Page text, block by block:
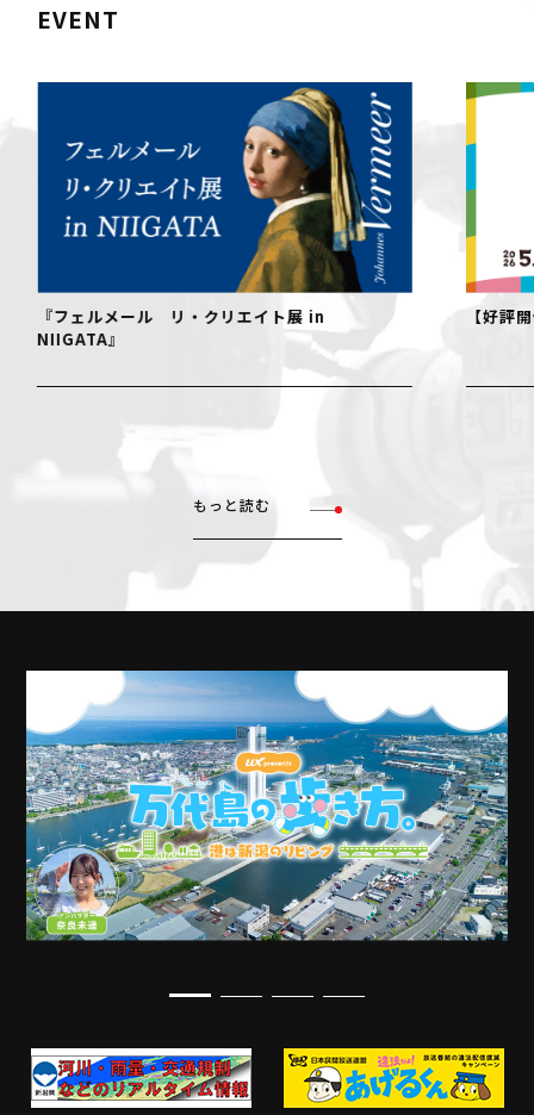
EVENT
メール リ・クリエイト展 in
【好評開催中！】
もっと読む